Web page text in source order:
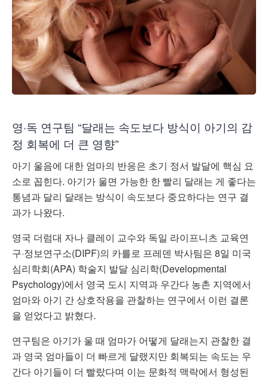
영·독 연구팀 “달래는 속도보다 방식이 아기의 감
정 회복에 더 큰 영향”
아기 울음에 대한 엄마의 반응은 초기 정서 발달에 핵심 요
소로 꼽힌다. 아기가 울면 가능한 한 빨리 달래는 게 좋다는
통념과 달리 달래는 방식이 속도보다 중요하다는 연구 결
과가 나왔다.
영국 더럼대 자나 클레이 교수와 독일 라이프니츠 교육연
구·정보연구소(DIPF)의 카를로 프레덴 박사팀은 8일 미국
심리학회(APA) 학술지 발달 심리학(Developmental
Psychology)에서 영국 도시 지역과 우간다 농촌 지역에서
엄마와 아기 간 상호작용을 관찰하는 연구에서 이런 결론
을 얻었다고 밝혔다.
연구팀은 아기가 울 때 엄마가 어떻게 달래는지 관찰한 결
과 영국 엄마들이 더 빠르게 달랬지만 회복되는 속도는 우
간다 아기들이 더 빨랐다며 이는 문화적 맥락에서 형성된